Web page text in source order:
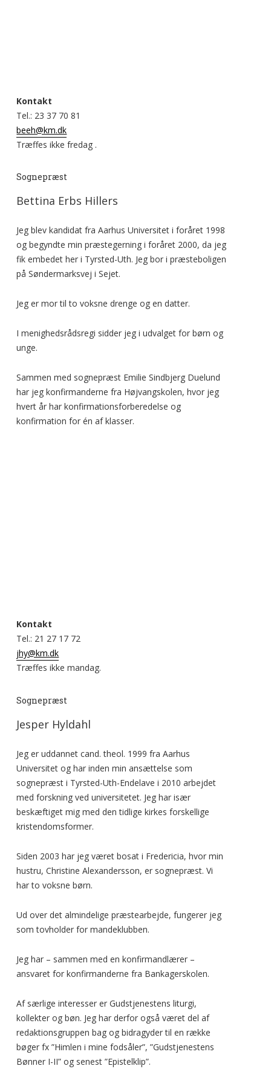
Kontakt
Tel.: 23 37 70 81
beeh@km.dk
Træffes ikke fredag .
Sognepræst
Bettina Erbs Hillers
Jeg blev kandidat fra Aarhus Universitet i foråret 1998
og begyndte min præstegerning i foråret 2000, da jeg
fik embedet her i Tyrsted-Uth. Jeg bor i præsteboligen
på Søndermarksvej i Sejet.
Jeg er mor til to voksne drenge og en datter.
I menighedsrådsregi sidder jeg i udvalget for børn og
unge.
Sammen med sognepræst Emilie Sindbjerg Duelund
har jeg konfirmanderne fra Højvangskolen, hvor jeg
hvert år har konfirmationsforberedelse og
konfirmation for én af klasser.
Kontakt
Tel.: 21 27 17 72
jhy@km.dk
Træffes ikke mandag.
Sognepræst
Jesper Hyldahl
Jeg er uddannet cand. theol. 1999 fra Aarhus
Universitet og har inden min ansættelse som
sognepræst i Tyrsted-Uth-Endelave i 2010 arbejdet
med forskning ved universitetet. Jeg har især
beskæftiget mig med den tidlige kirkes forskellige
kristendomsformer.
Siden 2003 har jeg været bosat i Fredericia, hvor min
hustru, Christine Alexandersson, er sognepræst. Vi
har to voksne børn.
Ud over det almindelige præstearbejde, fungerer jeg
som tovholder for mandeklubben.
Jeg har – sammen med en konfirmandlærer –
ansvaret for konfirmanderne fra Bankagerskolen.
Af særlige interesser er Gudstjenestens liturgi,
kollekter og bøn. Jeg har derfor også været del af
redaktionsgruppen bag og bidragyder til en række
bøger fx ”Himlen i mine fodsåler”, ”Gudstjenestens
Bønner I-II” og senest ”Epistelklip”.